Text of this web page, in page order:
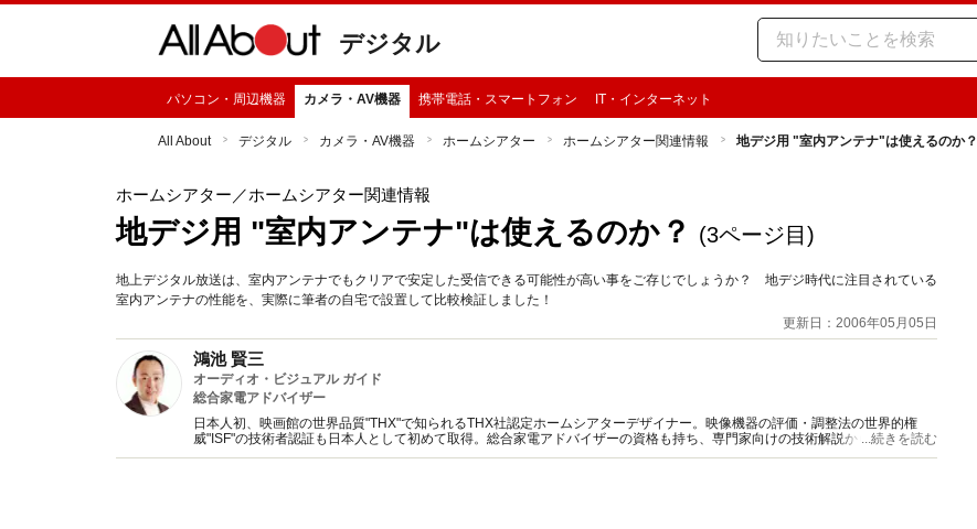
デジタル
パソコン・周辺機器 カメラ・AV機器 携帯電話・スマートフォン IT・インターネット
All About デジタル カメラ・AV機器 ホームシアター ホームシアター関連情報 地デジ用 "室内アンテナ"は使えるのか？
ホームシアター ／ホームシアター関連情報
地デジ用 "室内アンテナ"は使えるのか？ (3ページ目)
地上デジタル放送は、室内アンテナでもクリアで安定した受信できる可能性が高い事をご存じでしょうか？ 地デジ時代に注目されている
室内アンテナの性能を、実際に筆者の自宅で設置して比較検証しました！
更新日：2006年05月05日
鴻池 賢三
オーディオ・ビジュアル ガイド
総合家電アドバイザー
日本人初、映画館の世界品質"THX"で知られるTHX社認定ホームシアターデザイナー。映像機器の評価・調整法の世界的権
威"ISF"の技術者認証も日本人として初めて取得。総合家電アドバイザーの資格も持ち、専門家向けの技術解説から一般ユーザ
ーへのライフスタイル提案まで幅広い情報発信を行っている。
...続きを読む